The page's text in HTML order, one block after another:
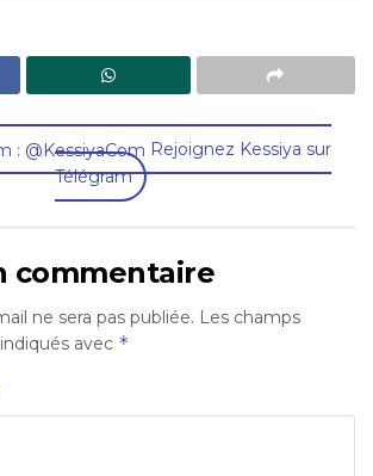
Rejoignez Kessiya sur
Télégram
commentaire
ne sera pas publiée. Les champs
avec *